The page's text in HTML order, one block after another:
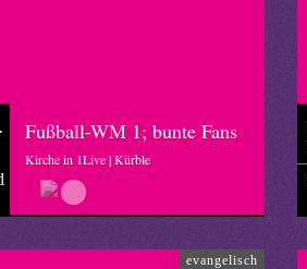
Fußball-WM 1; bunte Fans
Kirche in 1Live | Kürble
evangelisch